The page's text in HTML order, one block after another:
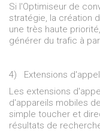
Si l'Optimiseur de
stratégie, la création
une très haute
générer du trafic à
4) Extensions d'appel
Les extensions
d'appareils mobiles
simple toucher et
résultats de